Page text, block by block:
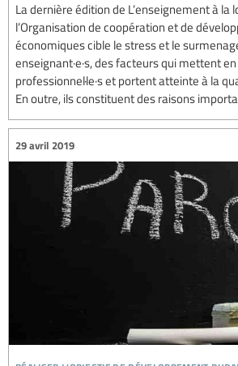
La dernière édition de L’enseignement à la
l’Organisation de coopération et de
économiques cible le stress et le
enseignant·e·s, des facteurs qui mettent
professionnel·le·s et portent atteinte à la
En outre, ils constituent des raisons
29 avril 2019